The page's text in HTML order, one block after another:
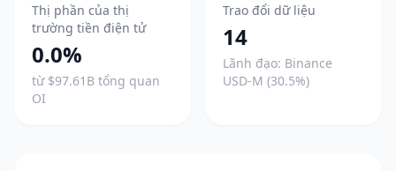
Thị phần của thị
trường tiền điện tử
0.0%
từ $97.61B tổng quan
OI
Trao đổi dữ liệu
14
Lãnh đạo: Binance
USD-M (30.5%)